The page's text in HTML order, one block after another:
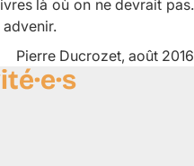
là où on ne devrait pas.
Pierre Ducrozet, août 2016